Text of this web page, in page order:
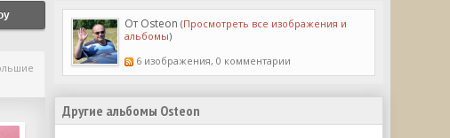
От Osteon (Просмотреть все изображения и
альбомы)
6 изображения, 0 комментарии
Другие альбомы Osteon